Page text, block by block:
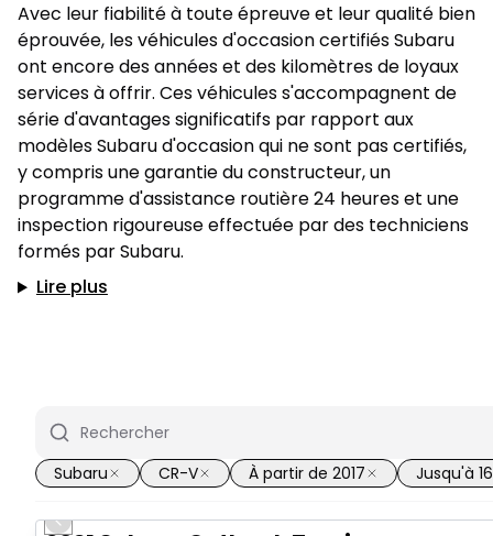
Avec leur fiabilité à toute épreuve et leur qualité bien
éprouvée, les véhicules d'occasion certifiés Subaru
ont encore des années et des kilomètres de loyaux
services à offrir. Ces véhicules s'accompagnent de
série d'avantages significatifs par rapport aux
modèles Subaru d'occasion qui ne sont pas certifiés,
y compris une garantie du constructeur, un
programme d'assistance routière 24 heures et une
inspection rigoureuse effectuée par des techniciens
formés par Subaru.
Lire plus
Subaru CR-V À partir de 2017 Jusqu'à
Previous slide